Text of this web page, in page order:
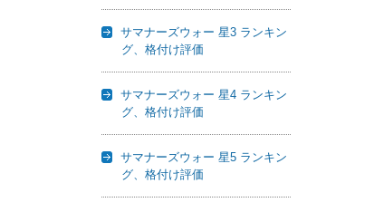
サマナーズウォー 星3 ランキン
グ、格付け評価
サマナーズウォー 星4 ランキン
グ、格付け評価
サマナーズウォー 星5 ランキン
グ、格付け評価